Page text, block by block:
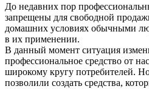
До недавних пор
запрещены для свободной
домашних условиях обычными
в их применении.
В данный момент ситуация
профессиональное средство от
широкому кругу потребителей.
позволили создать средства,